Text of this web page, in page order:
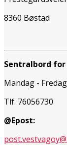
8360 Bøstad
Sentralbord for
Mandag -
Tlf. 76056730
@Epost: